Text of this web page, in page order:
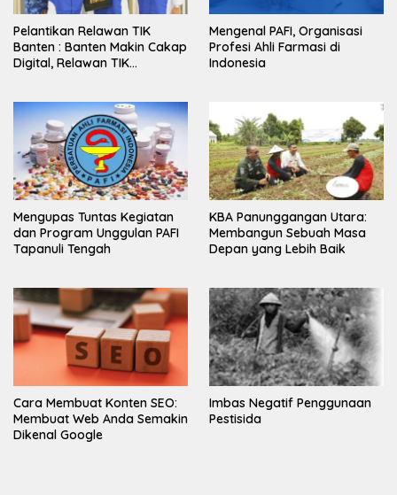
Pelantikan Relawan TIK
Banten : Banten Makin Cakap
Digital, Relawan TIK
Mengenal PAFI, Organisasi
Profesi Ahli Farmasi di
Indonesia
Mengupas Tuntas Kegiatan
dan Program Unggulan PAFI
Tapanuli Tengah
KBA Panunggangan Utara:
Membangun Sebuah Masa
Depan yang Lebih Baik
Cara Membuat Konten SEO:
Membuat Web Anda Semakin
Dikenal Google
Imbas Negatif Penggunaan
Pestisida